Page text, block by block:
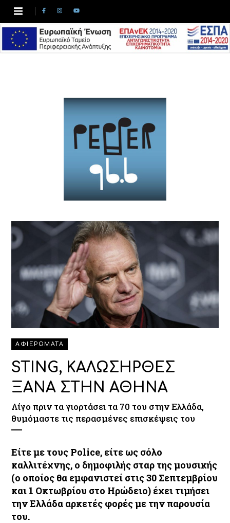
ΑΦΙΕΡΩΜΑΤΑ
STING, ΚΑΛΩΣΗΡΘΕΣ
ΞΑΝΑ ΣΤΗΝ ΑΘΗΝΑ
Λίγο πριν τα γιορτάσει τα 70 του στην Ελλάδα,
θυμόμαστε τις περασμένες επισκέψεις του
Είτε με τους Police, είτε ως σόλο
καλλιτέχνης, ο δημοφιλής σταρ της μουσικής
(ο οποίος θα εμφανιστεί στις 30 Σεπτεμβρίου
και 1 Οκτωβρίου στο Ηρώδειο) έχει τιμήσει
την Ελλάδα αρκετές φορές με την παρουσία
του.